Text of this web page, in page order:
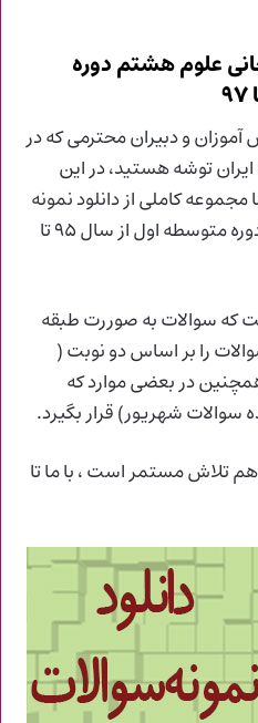
علوم هشتم دوره
و دبیران محترمی که در
توشه هستید، در این
کاملی از دانلود نمونه
سوالات امتحانی علوم هشتم دوره متوسطه اول از سال ۹۵ تا
سوالات به صوررت طبقه
را بر اساس دو نوبت (
در بعضی موارد که
شهریور) قرار بگیرد.
تلاش مستمر است ، با ما تا